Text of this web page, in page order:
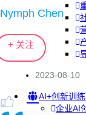
AI+创新训
企业AI
Nymph Chen
+ 关注
2023-08-10